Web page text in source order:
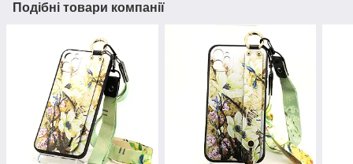
Подібні товари компанії